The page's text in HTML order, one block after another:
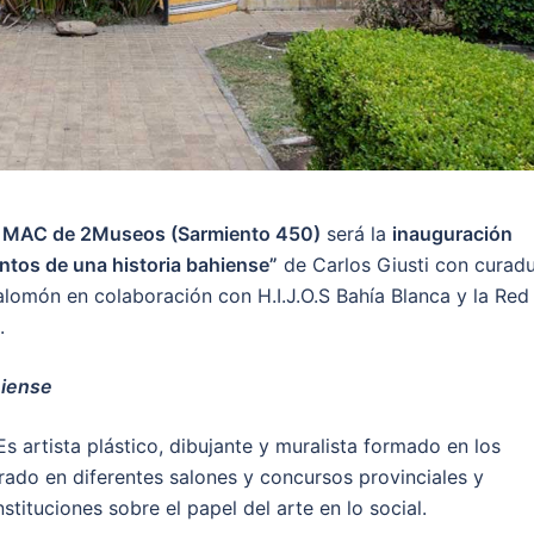
MAC de 2Museos (Sarmiento 450) será la inauguración
de una historia bahiense” de Carlos Giusti con
en colaboración con H.I.J.O.S Bahía Blanca y la Red
artista plástico, dibujante y muralista formado en los
en diferentes salones y concursos provinciales y
sobre el papel del arte en lo social.